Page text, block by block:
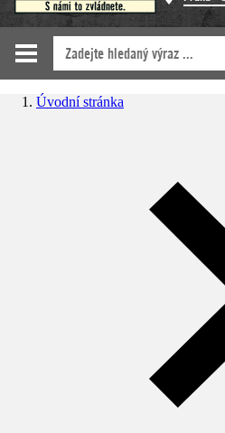
Úvodní stránka